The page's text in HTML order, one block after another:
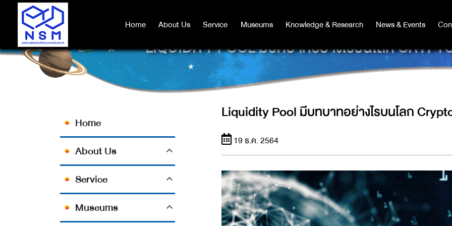
Home About Us Service Museums Knowledge & Research News & Events
Home About Us Service Museums Knowledge & Research News & Events
LIQUIDITY POOL มีบทบาทอย่างไรบนโลก
Home
About Us
Service
Museums
Liquidity Pool มีบทบาทอย่างไรบนโลก
19 ธ.ค. 2564